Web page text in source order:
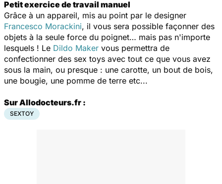
Petit exercice de travail manuel
Grâce à un appareil, mis au point par le designer
Francesco Morackini, il vous sera possible façonner des
objets à la seule force du poignet… mais pas n'importe
lesquels ! Le Dildo Maker vous permettra de
confectionner des sex toys avec tout ce que vous avez
sous la main, ou presque : une carotte, un bout de bois,
une bougie, une pomme de terre etc...
Sur Allodocteurs.fr :
SEXTOY